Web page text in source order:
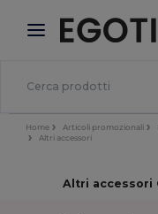
× App Egotier
Prezzi migliori
Home Articoli promozionali
Altri accessori
Altri accessori